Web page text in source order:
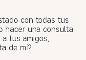
con todas tus
hacer una consulta
tus amigos,
de mí?